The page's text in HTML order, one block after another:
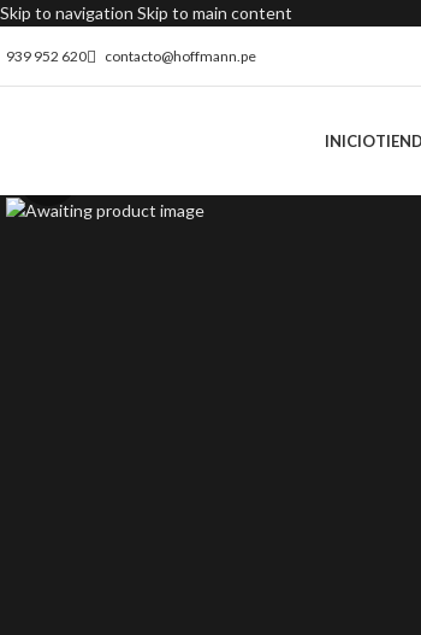
Skip to navigation Skip to main content
939 952 620
contacto@hoffmann.pe
INICIO